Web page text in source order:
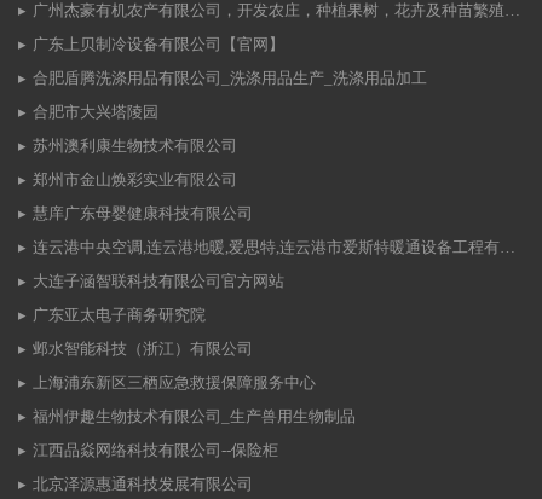
广州杰豪有机农产有限公司，开发农庄，种植果树，花卉及种苗繁殖，禽畜水产养殖及加工
广东上贝制冷设备有限公司【官网】
合肥盾腾洗涤用品有限公司_洗涤用品生产_洗涤用品加工
合肥市大兴塔陵园
苏州澳利康生物技术有限公司
郑州市金山焕彩实业有限公司
慧庠广东母婴健康科技有限公司
连云港中央空调,连云港地暖,爱思特,连云港市爱斯特暖通设备工程有限公司
大连子涵智联科技有限公司官方网站
广东亚太电子商务研究院
邺水智能科技（浙江）有限公司
上海浦东新区三栖应急救援保障服务中心
福州伊趣生物技术有限公司_生产兽用生物制品
江西品焱网络科技有限公司--保险柜
北京泽源惠通科技发展有限公司